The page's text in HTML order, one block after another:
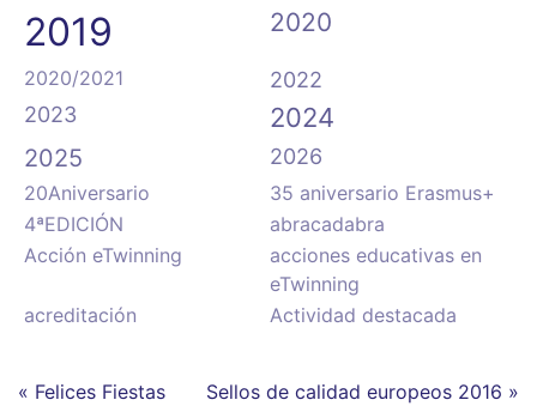
2019
2020
2020/2021
2022
2023
2024
2025 2026
20Aniversario
35 aniversario Erasmus+
4ªEDICIÓN
abracadabra
Acción eTwinning
acciones educativas en
eTwinning
acreditación
Actividad destacada
« Felices Fiestas Sellos de calidad europeos 2016 »